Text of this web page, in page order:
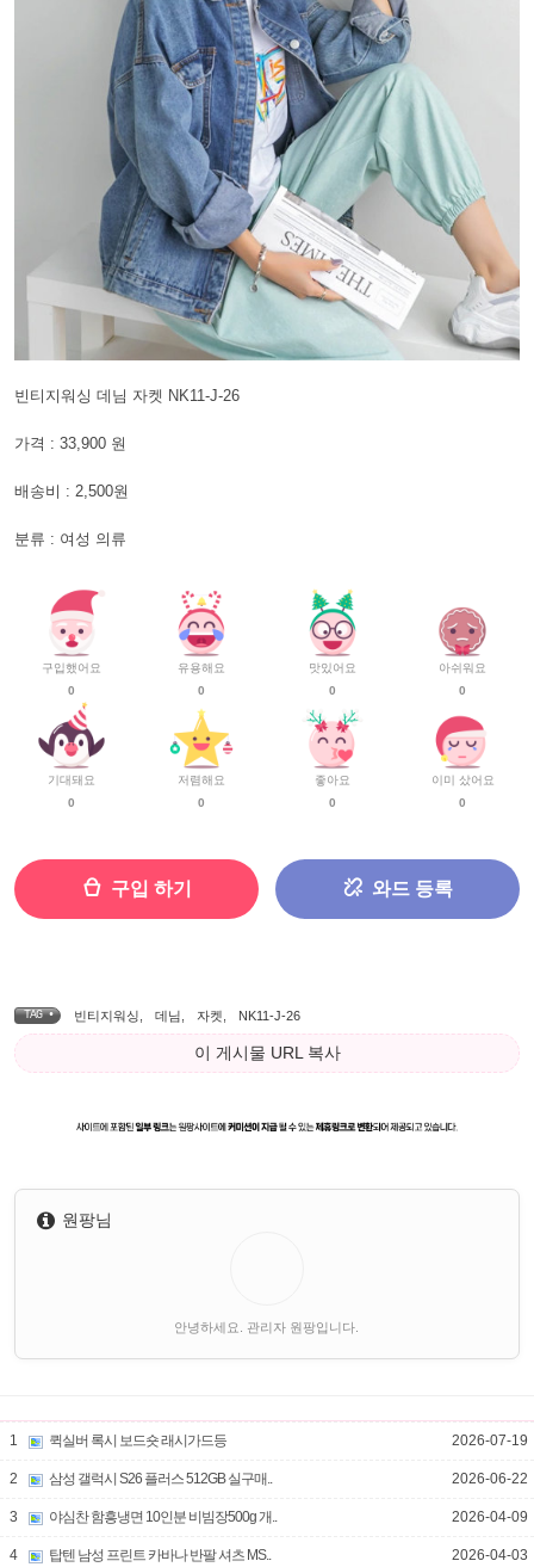
빈티지워싱 데님 자켓 NK11-J-26
가격 : 33,900 원
배송비 : 2,500원
분류 : 여성 의류
구입했어요
0
기대돼요
0
유용해요
0
저렴해요
0
맛있어요
0
좋아요
0
아쉬워요
0
이미 샀어요
0
구입 하기 와드 등록
TAG • 빈티지워싱 데님 자켓 NK11-J-26
이 게시물 URL 복사
원팡님
안녕하세요. 관리자 원팡입니다.
1 퀵실버 록시 보드숏 래시가드등 2026-07-19
2 삼성 갤럭시 S26 플러스 512GB 실구매.. 2026-06-22
3 야심찬 함흥냉면 10인분 비빔장500g 개.. 2026-04-09
4 탑텐 남성 프린트 카바나 반팔 셔츠 MS.. 2026-04-03